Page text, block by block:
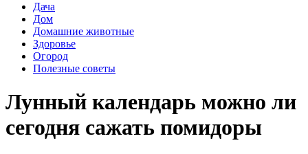
Дача
Дом
Домашние животные
Здоровье
Огород
Полезные советы
Лунный календарь можно ли
сегодня сажать помидоры